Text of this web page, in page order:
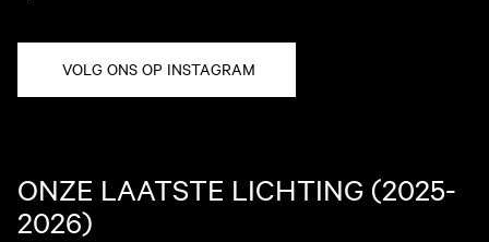
VOLG ONS OP INSTAGRAM
ONZE LAATSTE LICHTING (2025-
2026)